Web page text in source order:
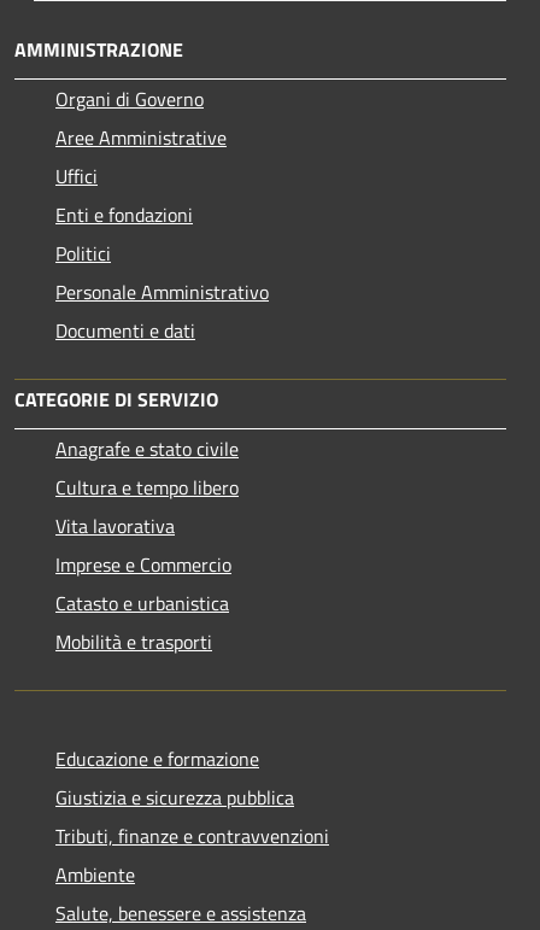
AMMINISTRAZIONE
Organi di Governo
Aree Amministrative
Uffici
Enti e fondazioni
Politici
Personale Amministrativo
Documenti e dati
CATEGORIE DI SERVIZIO
Anagrafe e stato civile
Cultura e tempo libero
Vita lavorativa
Imprese e Commercio
Catasto e urbanistica
Mobilità e trasporti
Educazione e formazione
Giustizia e sicurezza pubblica
Tributi, finanze e contravvenzioni
Ambiente
Salute, benessere e assistenza